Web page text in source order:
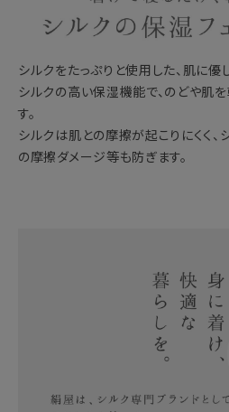
シルクをたっぷりと使用した、肌に優
シルクの高い保湿機能で、のどや肌
す。
シルクは肌との摩擦が起こりにくく、
の摩擦ダメージ等も防ぎます。